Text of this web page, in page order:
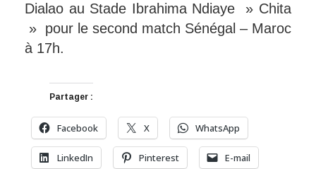
Dialao au Stade Ibrahima Ndiaye » Chita
» pour le second match Sénégal – Maroc
à 17h.
Partager :
Facebook X WhatsApp
LinkedIn Pinterest E-mail